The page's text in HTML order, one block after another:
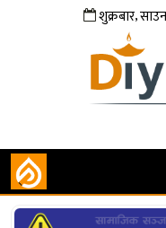
शुक्रबार,साउन